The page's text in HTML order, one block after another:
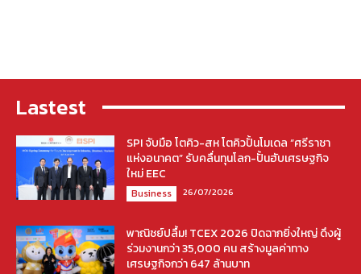
Lastest
SPI จับมือ โตคิว-สห โตคิวปั้นโมเดล “ศรีราชา
แห่งอนาคต” รับคลื่นทุนโลก-ปั้นฮับเศรษฐกิจ
ใหม่ EEC
Business 26/07/2026
พาณิชย์ปลื้ม! TCEX 2026 ปิดฉากยิ่งใหญ่ ดึงผู้
ร่วมงานกว่า 35,000 คน สร้างมูลค่าทาง
เศรษฐกิจกว่า 647 ล้านบาท